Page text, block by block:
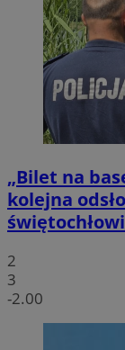
„Bilet na
kolejna
2
3
-2.00